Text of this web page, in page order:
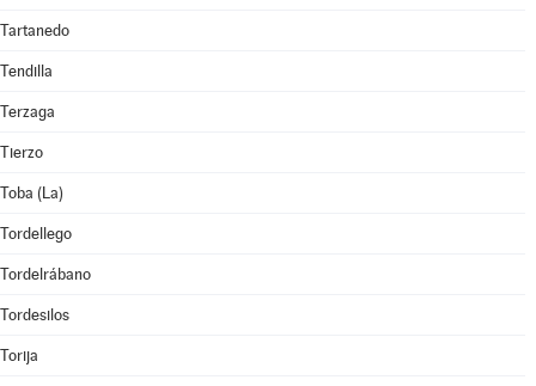
Tartanedo
Tendilla
Terzaga
Tierzo
Toba (La)
Tordellego
Tordelrábano
Tordesilos
Torija